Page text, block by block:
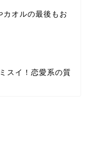
カオルの最後もお
スイ！恋愛系の質